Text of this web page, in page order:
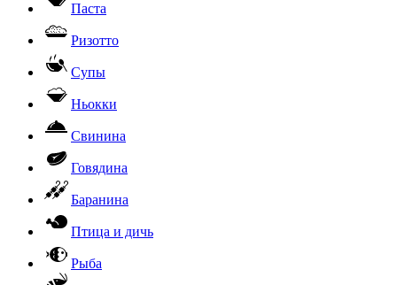
Паста
Ризотто
Супы
Ньокки
Свинина
Говядина
Баранина
Птица и дичь
Рыба